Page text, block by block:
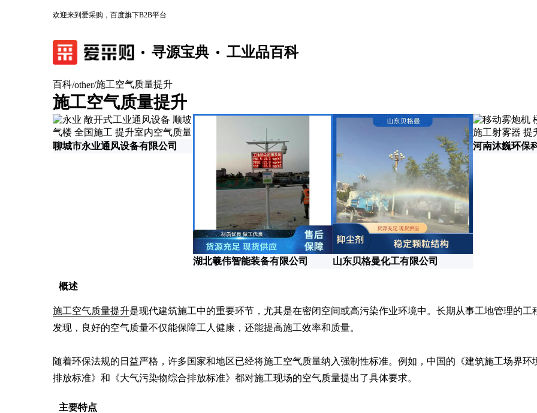
欢迎来到爱采购，百度旗下B2B平台
寻源宝典 工业品百科
百科/other/施工空气质量提升
施工空气质量提升
聊城市永业通风设备有限公司
湖北羲伟智能装备有限公司 山东贝格曼化工有限公司
河南沐巍环保
概述
施工空气质量提升是现代建筑施工中的重要环节，尤其是在密闭空间或高污染作业环境中。长期从事工地管理的工
发现，良好的空气质量不仅能保障工人健康，还能提高施工效率和质量。
随着环保法规的日益严格，许多国家和地区已经将施工空气质量纳入强制性标准。例如，中国的《建筑施工场界环
排放标准》和《大气污染物综合排放标准》都对施工现场的空气质量提出了具体要求。
主要特点